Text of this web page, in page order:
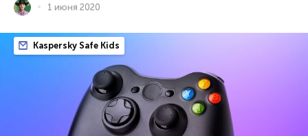
1 июня 2020
Kaspersky Safe Kids